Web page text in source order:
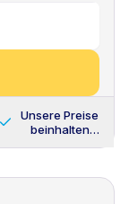
Unsere Preise
beinhalten